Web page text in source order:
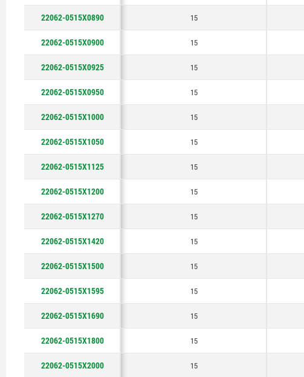
22062-0515X0890 15
22062-0515X0900 15
22062-0515X0925 15
22062-0515X0950 15
22062-0515X1000 15
22062-0515X1050 15
22062-0515X1125 15
22062-0515X1200 15
22062-0515X1270 15
22062-0515X1420 15
22062-0515X1500 15
22062-0515X1595 15
22062-0515X1690 15
22062-0515X1800 15
22062-0515X2000 15